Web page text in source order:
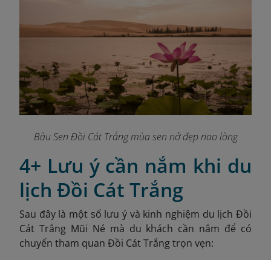
Bàu Sen Đồi Cát Trắng mùa sen nở đẹp nao lòng
4+ Lưu ý cần nắm khi du
lịch Đồi Cát Trắng
Sau đây là một số lưu ý và kinh nghiệm du lịch Đồi
Cát Trắng Mũi Né mà du khách cần nắm để có
chuyến tham quan Đồi Cát Trắng trọn vẹn: